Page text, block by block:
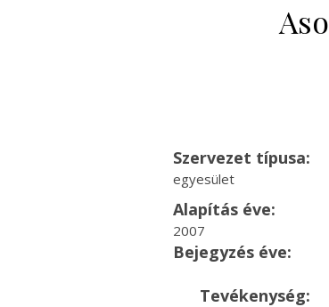
Szervezet típusa:
egyesület
Alapítás éve:
2007
Bejegyzés éve:
Tevékenység: